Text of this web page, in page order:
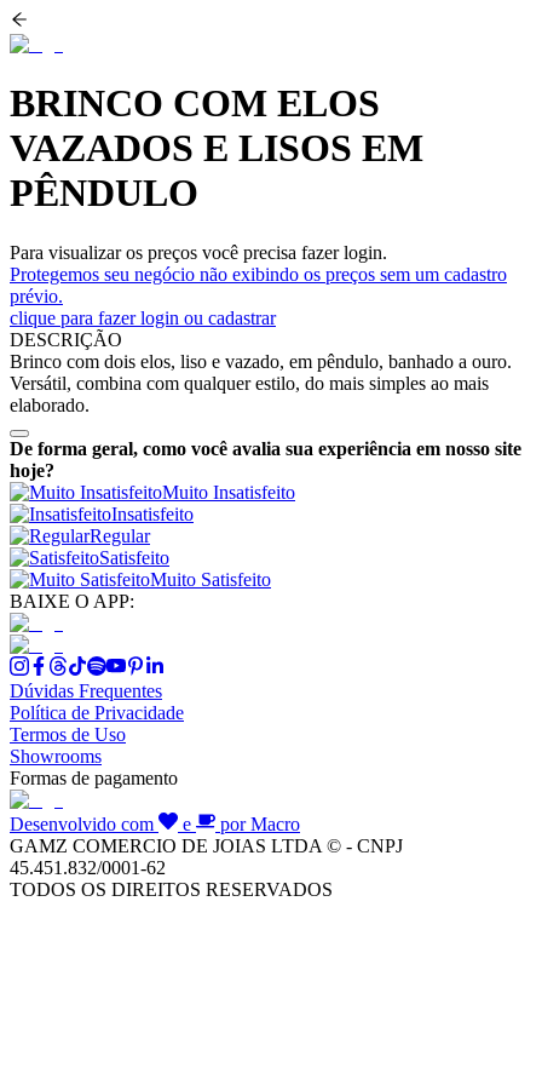
BRINCO COM ELOS
VAZADOS E LISOS EM
PÊNDULO
Para visualizar os preços você precisa fazer login.
Protegemos seu negócio não exibindo os preços sem um cadastro
prévio.
clique para fazer login ou cadastrar
DESCRIÇÃO
Brinco com dois elos, liso e vazado, em pêndulo, banhado a ouro.
Versátil, combina com qualquer estilo, do mais simples ao mais
elaborado.
De forma geral, como você avalia sua experiência em nosso site
hoje?
Muito Insatisfeito
Insatisfeito
Regular
Satisfeito
Muito Satisfeito
BAIXE O APP:
Dúvidas Frequentes
Política de Privacidade
Termos de Uso
Showrooms
Formas de pagamento
Desenvolvido com e
por Macro
GAMZ COMERCIO DE JOIAS LTDA © - CNPJ
45.451.832/0001-62
TODOS OS DIREITOS RESERVADOS